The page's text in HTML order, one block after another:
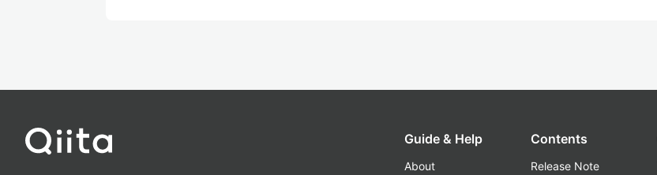
Guide & Help
About
Contents
Release Note